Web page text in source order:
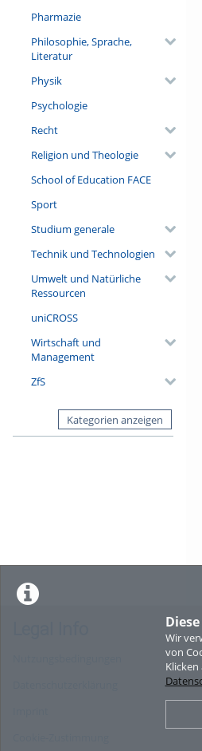
Wir
von
Pharmazie
Philosophie, Sprache,
Literatur
Physik
Psychologie
Recht
Religion und Theologie
School of Education FACE
Sport
Studium generale
Technik und Technologien
Umwelt und Natürliche
Ressourcen
uniCROSS
Wirtschaft und
Management
ZfS
Kategorien anzeigen